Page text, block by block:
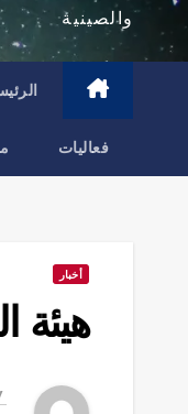
والصينية
فعاليات
أخبار
هيئة